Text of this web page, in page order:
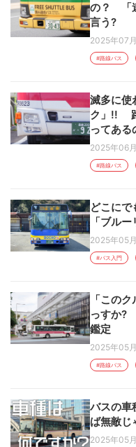
の？ 「
言う?
2025年07
#路線バス
滅多に使
ク」!! 路
ってある
2025年06
#路線バス
どこに
「ブル
2025年05
#バス入門
「この
っすか?
鑑定
2025年05
#路線バス
バスの
ば無敵
2025年05